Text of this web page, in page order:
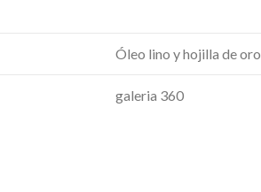
Óleo lino y hojilla de oro
galeria 360